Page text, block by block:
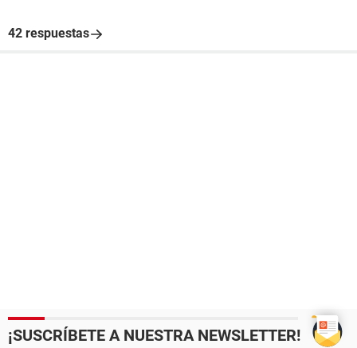
42 respuestas
¡SUSCRÍBETE A NUESTRA NEWSLETTER!